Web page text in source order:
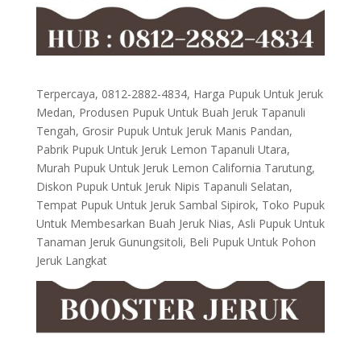
Terpercaya, 0812-2882-4834, Harga Pupuk Untuk Jeruk
Medan, Produsen Pupuk Untuk Buah Jeruk Tapanuli
Tengah, Grosir Pupuk Untuk Jeruk Manis Pandan,
Pabrik Pupuk Untuk Jeruk Lemon Tapanuli Utara,
Murah Pupuk Untuk Jeruk Lemon California Tarutung,
Diskon Pupuk Untuk Jeruk Nipis Tapanuli Selatan,
Tempat Pupuk Untuk Jeruk Sambal Sipirok, Toko Pupuk
Untuk Membesarkan Buah Jeruk Nias, Asli Pupuk Untuk
Tanaman Jeruk Gunungsitoli, Beli Pupuk Untuk Pohon
Jeruk Langkat